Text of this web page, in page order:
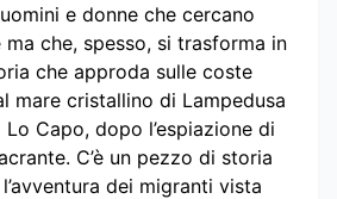
e donne che cercano
che, spesso, si trasforma in
che approda sulle coste
mare cristallino di Lampedusa
Capo, dopo l’espiazione di
C’è un pezzo di storia
dei migranti vista